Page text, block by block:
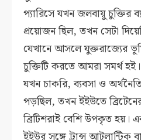
প্যারিসে যখন জলবায়ু চুক্তির
প্রয়োজন ছিল, তখন সেটা
যেখানে আসলে যুক্তরাজ্যের
চুক্তিটি করতে আমরা সমর্থ হই।
যখন চাকরি, ব্যবসা ও
পড়ছিল, তখন ইইউতে
ব্রিটিশরাই বেশি উপকৃত হয়।